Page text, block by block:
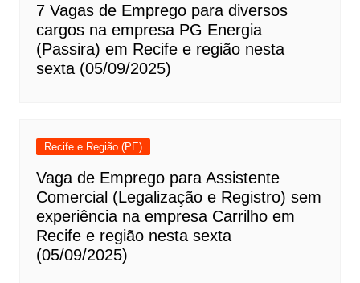
7 Vagas de Emprego para diversos
cargos na empresa PG Energia
(Passira) em Recife e região nesta
sexta (05/09/2025)
Recife e Região (PE)
Vaga de Emprego para Assistente
Comercial (Legalização e Registro) sem
experiência na empresa Carrilho em
Recife e região nesta sexta
(05/09/2025)